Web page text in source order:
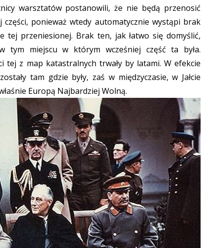
warsztatów postanowili, że nie będą przenosić
ponieważ wtedy automatycznie wystąpi brak
tej przeniesionej. Brak ten, jak łatwo się domyślić,
tym miejscu w którym wcześniej część ta była.
tej z map katastralnych trwały by latami. W efekcie
tam gdzie były, zaś w międzyczasie, w Jałcie
Europą Najbardziej Wolną.